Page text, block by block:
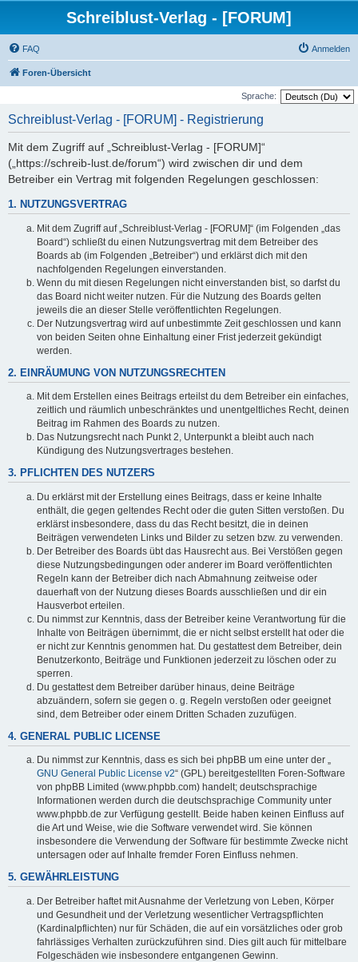
Schreiblust-Verlag - [FORUM]
FAQ Anmelden
Foren-Übersicht
Sprache:
Schreiblust-Verlag - [FORUM] - Registrierung
Mit dem Zugriff auf „Schreiblust-Verlag - [FORUM]“
(„https://schreib-lust.de/forum“) wird zwischen dir und dem
Betreiber ein Vertrag mit folgenden Regelungen geschlossen:
1. NUTZUNGSVERTRAG
Mit dem Zugriff auf „Schreiblust-Verlag - [FORUM]“ (im Folgenden „das
Board“) schließt du einen Nutzungsvertrag mit dem Betreiber des
Boards ab (im Folgenden „Betreiber“) und erklärst dich mit den
nachfolgenden Regelungen einverstanden.
Wenn du mit diesen Regelungen nicht einverstanden bist, so darfst du
das Board nicht weiter nutzen. Für die Nutzung des Boards gelten
jeweils die an dieser Stelle veröffentlichten Regelungen.
Der Nutzungsvertrag wird auf unbestimmte Zeit geschlossen und kann
von beiden Seiten ohne Einhaltung einer Frist jederzeit gekündigt
werden.
2. EINRÄUMUNG VON NUTZUNGSRECHTEN
Mit dem Erstellen eines Beitrags erteilst du dem Betreiber ein einfaches,
zeitlich und räumlich unbeschränktes und unentgeltliches Recht, deinen
Beitrag im Rahmen des Boards zu nutzen.
Das Nutzungsrecht nach Punkt 2, Unterpunkt a bleibt auch nach
Kündigung des Nutzungsvertrages bestehen.
3. PFLICHTEN DES NUTZERS
Du erklärst mit der Erstellung eines Beitrags, dass er keine Inhalte
enthält, die gegen geltendes Recht oder die guten Sitten verstoßen. Du
erklärst insbesondere, dass du das Recht besitzt, die in deinen
Beiträgen verwendeten Links und Bilder zu setzen bzw. zu verwenden.
Der Betreiber des Boards übt das Hausrecht aus. Bei Verstößen gegen
diese Nutzungsbedingungen oder anderer im Board veröffentlichten
Regeln kann der Betreiber dich nach Abmahnung zeitweise oder
dauerhaft von der Nutzung dieses Boards ausschließen und dir ein
Hausverbot erteilen.
Du nimmst zur Kenntnis, dass der Betreiber keine Verantwortung für die
Inhalte von Beiträgen übernimmt, die er nicht selbst erstellt hat oder die
er nicht zur Kenntnis genommen hat. Du gestattest dem Betreiber, dein
Benutzerkonto, Beiträge und Funktionen jederzeit zu löschen oder zu
sperren.
Du gestattest dem Betreiber darüber hinaus, deine Beiträge
abzuändern, sofern sie gegen o. g. Regeln verstoßen oder geeignet
sind, dem Betreiber oder einem Dritten Schaden zuzufügen.
4. GENERAL PUBLIC LICENSE
Du nimmst zur Kenntnis, dass es sich bei phpBB um eine unter der „
GNU General Public License v2“ (GPL) bereitgestellten Foren-Software
von phpBB Limited (www.phpbb.com) handelt; deutschsprachige
Informationen werden durch die deutschsprachige Community unter
www.phpbb.de zur Verfügung gestellt. Beide haben keinen Einfluss auf
die Art und Weise, wie die Software verwendet wird. Sie können
insbesondere die Verwendung der Software für bestimmte Zwecke nicht
untersagen oder auf Inhalte fremder Foren Einfluss nehmen.
5. GEWÄHRLEISTUNG
Der Betreiber haftet mit Ausnahme der Verletzung von Leben, Körper
und Gesundheit und der Verletzung wesentlicher Vertragspflichten
(Kardinalpflichten) nur für Schäden, die auf ein vorsätzliches oder grob
fahrlässiges Verhalten zurückzuführen sind. Dies gilt auch für mittelbare
Folgeschäden wie insbesondere entgangenen Gewinn.